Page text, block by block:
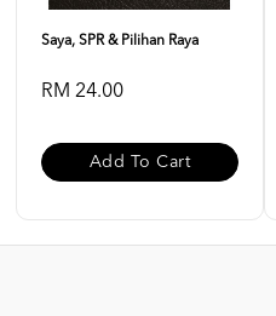
Saya, SPR & Pilihan Raya
RM 24.00
Add To Cart